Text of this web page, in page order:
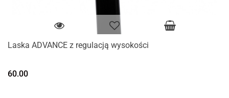
Laska ADVANCE z regulacją wysokości
60.00